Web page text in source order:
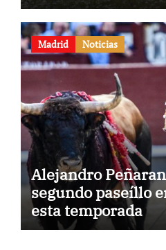
Madrid Noticias
Alejandro
segundo paseíllo
esta temporada